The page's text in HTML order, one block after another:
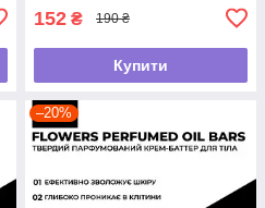
152 ₴ 190 ₴
Купити
–20%